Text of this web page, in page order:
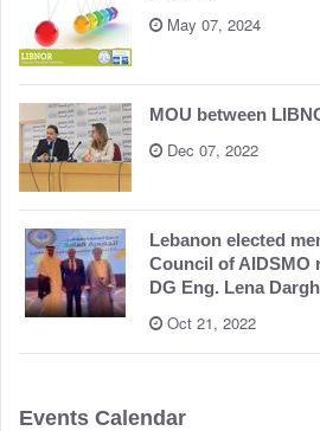
May 07, 2024
MOU between
Dec 07, 2022
Lebanon elected
Council of AIDSMO
DG Eng. Lena
Oct 21, 2022
Events Calendar